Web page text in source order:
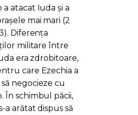
a atacat Iuda și a
mai mari (2
Diferența
militare între
era zdrobitoare,
care Ezechia a
negocieze cu
În schimbul păcii,
a arătat dispus să